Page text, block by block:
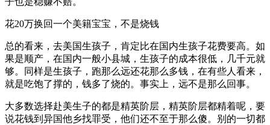
花20万换回一个美籍宝宝，不是烧钱
总的看来，去美国生孩子，肯定比在国内生孩子花费要高。如
果是顺产，在国内一般小县城，生孩子的成本很低，几千元就
够。同样是生孩子，跑那么远还花那么多钱，在有些人看来，
就是吃饱了撑的，钱多了烧的。事实上，远不是那么回事。
大多数选择赴美生子的都是精英阶层，精英阶层都精着呢，要
说花钱到异国他乡找罪受，他们还不至于那么傻。别的一切都